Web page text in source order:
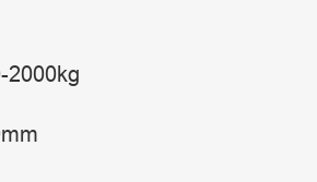
2000kg